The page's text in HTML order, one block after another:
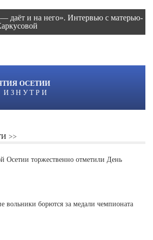
— даёт и на него». Интервью с матерью-
ОСЕТИИ
ИЗНУТРИ
Осетии торжественно отметили День
вольники борются за медали чемпионата